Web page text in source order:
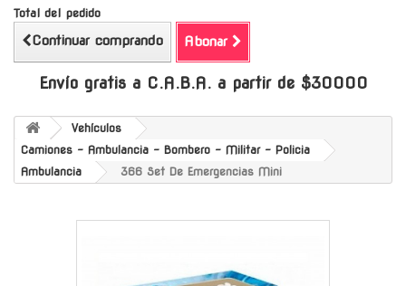
Total del pedido
Continuar comprando Abonar
Envío gratis a C.A.B.A. a partir de $30000
Vehículos
Camiones - Ambulancia - Bombero - Militar - Policia
Ambulancia
366 Set De Emergencias Mini